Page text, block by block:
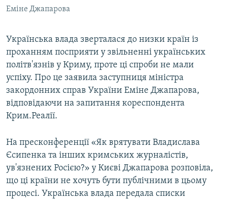
Усі сайти RFE/RL
Еміне Джапарова
Українська влада зверталася до низки країн із
проханням посприяти у звільненні українських
політв'язнів у Криму, проте ці спроби не мали
успіху. Про це заявила заступниця міністра
закордонних справ України Еміне Джапарова,
відповідаючи на запитання кореспондента
Крим.Реалії.
На пресконференції «Як врятувати Владислава
Єсипенка та інших кримських журналістів,
ув'язнених Росією?» у Києві Джапарова розповіла,
що ці країни не хочуть бути публічними в цьому
процесі. Українська влада передала списки